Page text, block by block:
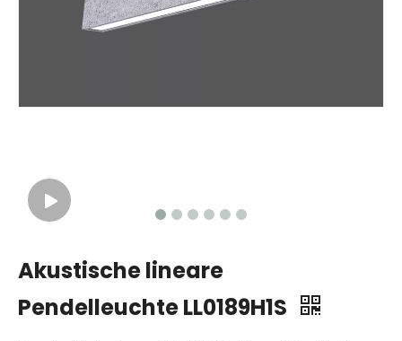
Akustische lineare
Pendelleuchte LL0189H1S